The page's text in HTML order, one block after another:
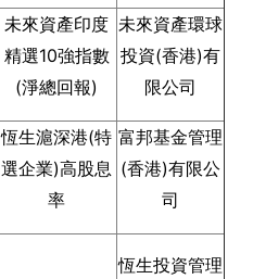
未來資產印度
精選10強指數
(淨總回報)
未來資產環球
投資(香港)有
限公司
恆生滬深港(特
選企業)高股息
率
富邦基金管理
(香港)有限公
司
恆生投資管理